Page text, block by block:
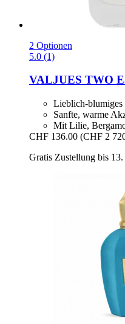
2 Optionen
5.0 (1)
VALJUES TWO
Lieblich-blumiges
Sanfte, warme
Mit Lilie,
CHF 136.00 (CHF 2
Gratis Zustellung bis